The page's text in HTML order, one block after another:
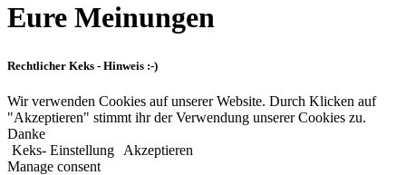
Eure Meinungen
Rechtlicher Keks - Hinweis :-)
Wir verwenden Cookies auf unserer Website. Durch Klicken auf
"Akzeptieren" stimmt ihr der Verwendung unserer Cookies zu.
Danke
Keks- Einstellung
Akzeptieren
Manage consent